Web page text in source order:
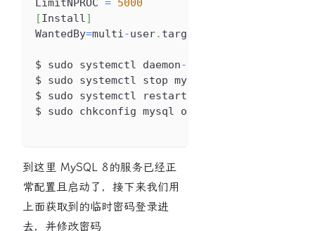
LimitNPROC = 5000
[Install]
WantedBy=multi-user. target
$ sudo systemctl daemon-
$ sudo systemctl stop mysql
$ sudo systemctl restart mysql
$ sudo chkconfig mysql on
到这里 MySQL 8的服务已经正
常配置且启动了，接下来我们用
上面获取到的临时密码登录进
去，并修改密码